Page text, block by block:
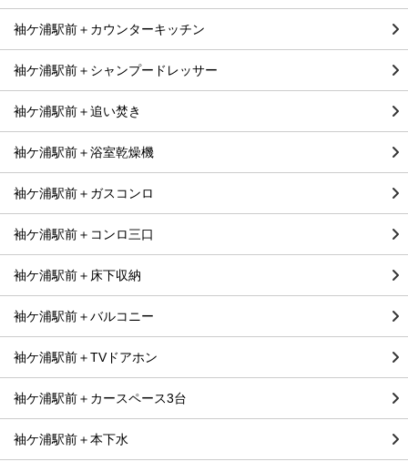
袖ケ浦駅前＋カウンターキッチン
袖ケ浦駅前＋シャンプードレッサー
袖ケ浦駅前＋追い焚き
袖ケ浦駅前＋浴室乾燥機
袖ケ浦駅前＋ガスコンロ
袖ケ浦駅前＋コンロ三口
袖ケ浦駅前＋床下収納
袖ケ浦駅前＋バルコニー
袖ケ浦駅前＋TVドアホン
袖ケ浦駅前＋カースペース3台
袖ケ浦駅前＋本下水